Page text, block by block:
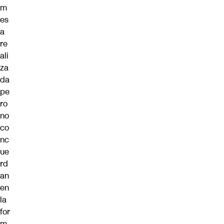
m
es
a
re
ali
za
da
pe
ro
no
co
nc
ue
rd
an
en
la
for